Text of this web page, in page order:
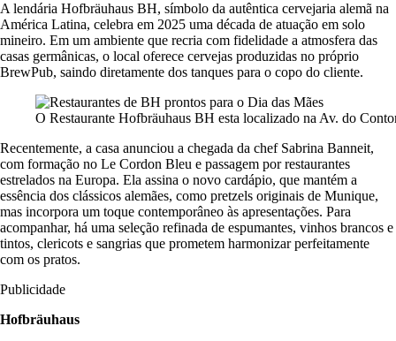
A lendária Hofbräuhaus BH, símbolo da autêntica cervejaria alemã na
América Latina, celebra em 2025 uma década de atuação em solo
mineiro. Em um ambiente que recria com fidelidade a atmosfera das
casas germânicas, o local oferece cervejas produzidas no próprio
BrewPub, saindo diretamente dos tanques para o copo do cliente.
O Restaurante Hofbräuhaus BH esta localizado na Av. do
Recentemente, a casa anunciou a chegada da chef Sabrina Banneit,
com formação no Le Cordon Bleu e passagem por restaurantes
estrelados na Europa. Ela assina o novo cardápio, que mantém a
essência dos clássicos alemães, como pretzels originais de Munique,
mas incorpora um toque contemporâneo às apresentações. Para
acompanhar, há uma seleção refinada de espumantes, vinhos brancos e
tintos, clericots e sangrias que prometem harmonizar perfeitamente
com os pratos.
Publicidade
Hofbräuhaus